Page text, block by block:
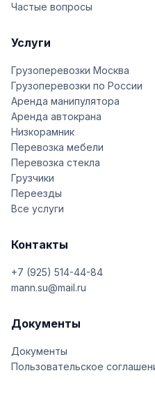
Частые вопросы
Услуги
Грузоперевозки Москва
Грузоперевозки по России
Аренда манипулятора
Аренда автокрана
Низкорамник
Перевозка мебели
Перевозка стекла
Грузчики
Переезды
Все услуги
Контакты
+7 (925) 514-44-84
mann.su@mail.ru
Документы
Документы
Пользовательское